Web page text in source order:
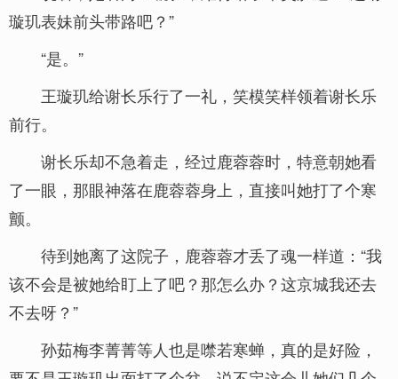
璇玑表妹前头带路吧？”
“是。”
王璇玑给谢长乐行了一礼，笑模笑样领着谢长乐
前行。
谢长乐却不急着走，经过鹿蓉蓉时，特意朝她看
了一眼，那眼神落在鹿蓉蓉身上，直接叫她打了个寒
颤。
待到她离了这院子，鹿蓉蓉才丢了魂一样道：“我
该不会是被她给盯上了吧？那怎么办？这京城我还去
不去呀？”
孙茹梅李菁菁等人也是噤若寒蝉，真的是好险，